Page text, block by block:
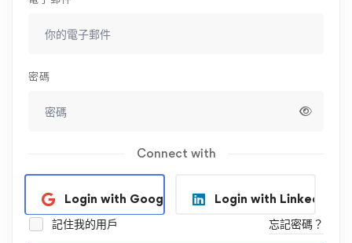
密碼
Connect with
Login with Google
Login with Linkedin
記住我的用戶
忘記密碼？